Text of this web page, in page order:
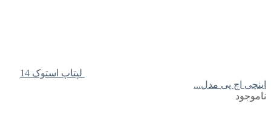
لپتاپ استوک 14
اینچی اچ پی مدل...
ناموجود